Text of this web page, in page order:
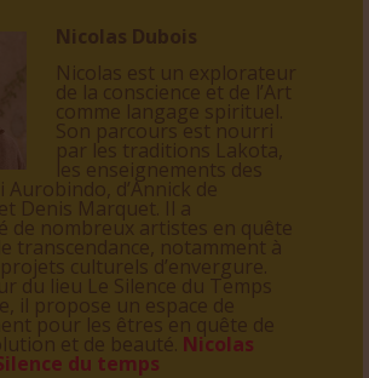
Nicolas Dubois
Nicolas est un explorateur
de la conscience et de l’Art
comme langage spirituel.
Son parcours est nourri
par les traditions Lakota,
les enseignements des
Aurobindo, d’Annick de
Denis Marquet. Il a
de nombreux artistes en quête
transcendance, notamment à
culturels d’envergure.
du lieu Le Silence du Temps
il propose un espace de
pour les êtres en quête de
et de beauté. Nicolas
du temps